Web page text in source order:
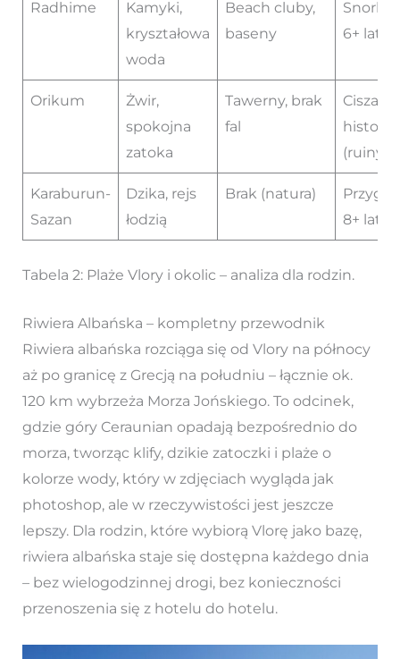
Radhime
Kamyki,
kryształowa
woda
Beach cluby,
baseny
6+ lat
Orikum
Żwir,
spokojna
zatoka
Tawerny, brak
fal
Cisza,
historia
(ruiny)
Karaburun-
Sazan
Dzika, rejs
łodzią
Brak (natura)
8+ lat
Tabela 2: Plaże Vlory i okolic – analiza dla rodzin.
Riwiera Albańska – kompletny przewodnik
Riwiera albańska rozciąga się od Vlory na północy
aż po granicę z Grecją na południu – łącznie ok.
120 km wybrzeża Morza Jońskiego. To odcinek,
gdzie góry Ceraunian opadają bezpośrednio do
morza, tworząc klify, dzikie zatoczki i plaże o
kolorze wody, który w zdjęciach wygląda jak
photoshop, ale w rzeczywistości jest jeszcze
lepszy. Dla rodzin, które wybiorą Vlorę jako bazę,
riwiera albańska staje się dostępna każdego dnia
– bez wielogodzinnej drogi, bez konieczności
przenoszenia się z hotelu do hotelu.